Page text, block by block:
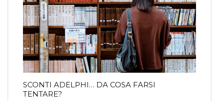
SCONTI ADELPHI… DA COSA FARSI
TENTARE?